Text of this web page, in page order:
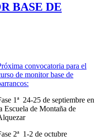
BASE DE
convocatoria para el
de monitor base de
1ª 24-25 de septiembre en
Escuela de Montaña de
2ª 1-2 de octubre